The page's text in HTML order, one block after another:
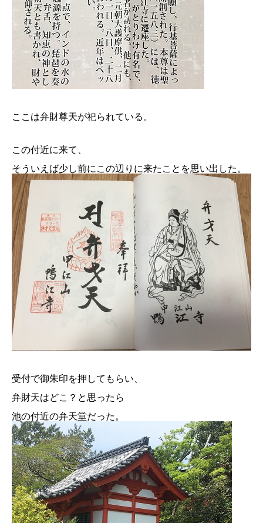
ここは弁財尊天が祀られている。
この付近に来て、
そういえば少し前にこの辺りに来たことを思い出した。
受付で御朱印を押してもらい、
弁財天はどこ？と思ったら
池の付近の弁天堂だった。